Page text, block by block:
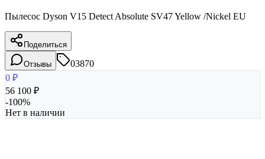
Пылесос Dyson V15 Detect Absolute SV47 Yellow /Nickel EU
Поделиться
Отзывы
03870
0 ₽
56 100 ₽
-100%
Нет в наличии